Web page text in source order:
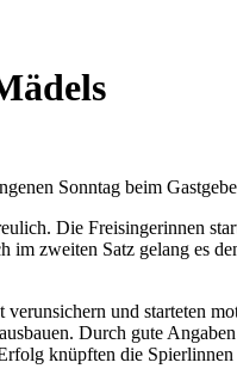
Sonntag beim
Die Freisingerinnen
im zweiten Satz gelang es
und starteten
Durch gute
knüpften die